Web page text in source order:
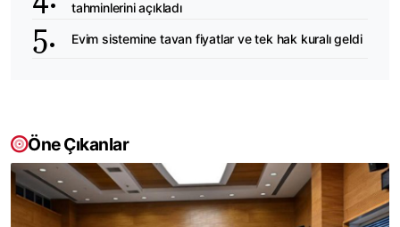
tahminlerini açıkladı
Evim sistemine tavan fiyatlar ve tek hak kuralı geldi
Öne Çıkanlar